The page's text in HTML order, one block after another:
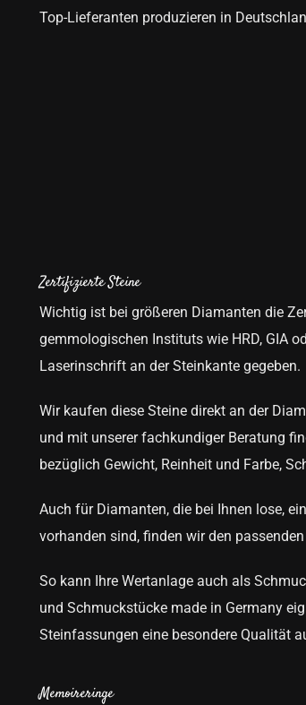
Top-Lieferanten produzieren in
Zertifizierte Steine
Wichtig ist bei größeren Diamanten die
gemmologischen Instituts wie HRD, GIA
Laserinschrift an der Steinkante gegeben.
Wir kaufen diese Steine direkt an der
und mit unserer fachkundiger Beratung
bezüglich Gewicht, Reinheit und Farbe,
Auch für Diamanten, die bei Ihnen lose,
vorhanden sind, finden wir den
So kann Ihre Wertanlage auch als
und Schmuckstücke made in Germany
Steinfassungen eine besondere Qualität
Memoireringe